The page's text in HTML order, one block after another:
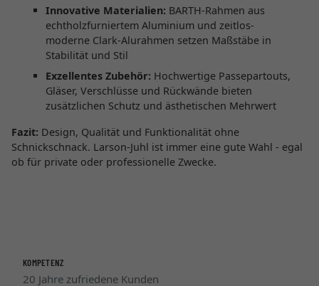
Innovative Materialien: BARTH-Rahmen aus
echtholzfurniertem Aluminium und zeitlos-
moderne Clark-Alurahmen setzen Maßstäbe in
Stabilität und Stil
Exzellentes Zubehör: Hochwertige Passepartouts,
Gläser, Verschlüsse und Rückwände bieten
zusätzlichen Schutz und ästhetischen Mehrwert
Fazit: Design, Qualität und Funktionalität ohne
Schnickschnack. Larson-Juhl ist immer eine gute Wahl - egal
ob für private oder professionelle Zwecke.
KOMPETENZ
20 Jahre zufriedene Kunden